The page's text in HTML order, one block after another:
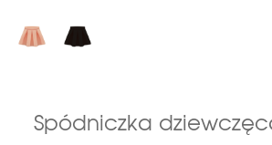
Spódniczka